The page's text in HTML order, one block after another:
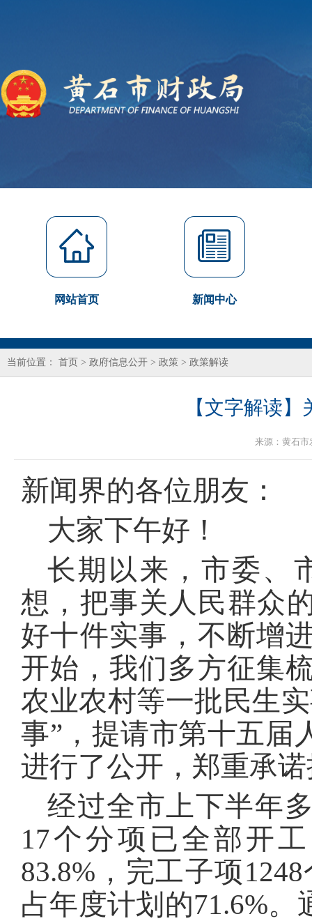
网站首页 新闻中心
当前位置： 首页 > 政府信息公开 > 政策 > 政策解读
【文字解读
来源： 黄石市
新闻界的各位朋友：
大家下午好！
长期以来，市委、
想，把事关人民群众
好十件实事，不断增
开始，我们多方征集
农业农村等一批民生
事”，提请市第十五届
进行了公开，郑重承
经过全市上下半年
17个分项已全部开
83.8%，完工子项
占年度计划的71.6%